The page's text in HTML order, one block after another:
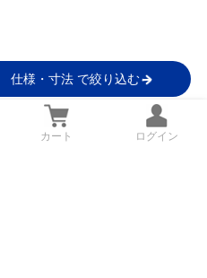
仕様・寸法 で絞り込む
カート ログイン